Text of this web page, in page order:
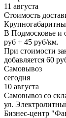
11 августа
Стоимость
В Подмосковье
руб + 45 руб/км.
При стоимости
добавляется 60
Самовывоз
сегодня
10 августа
Самовывоз со
ул.
Бизнес-центр